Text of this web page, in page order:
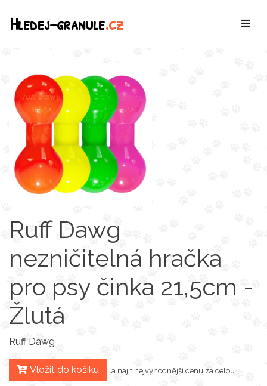
Hledej-granule.cz
Ruff Dawg
nezničitelná hračka
pro psy činka 21,5cm -
Žlutá
Ruff Dawg
Vložit do košíku a najít nejvýhodnější cenu za celou